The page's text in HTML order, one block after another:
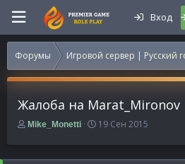
Вход
Форумы Игровой сервер | Русский
Жалоба на Marat_Mironov
А
т
о
Mike_Monetti
Д
т
а
19 Сен 2015